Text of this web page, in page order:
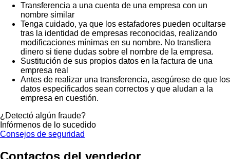
Transferencia a una cuenta de una empresa con un
nombre similar
Tenga cuidado, ya que los estafadores pueden ocultarse
tras la identidad de empresas reconocidas, realizando
modificaciones mínimas en su nombre. No transfiera
dinero si tiene dudas sobre el nombre de la empresa.
Sustitución de sus propios datos en la factura de una
empresa real
Antes de realizar una transferencia, asegúrese de que los
datos especificados sean correctos y que aludan a la
empresa en cuestión.
¿Detectó algún fraude?
Infórmenos de lo sucedido
Consejos de seguridad
Contactos del vendedor